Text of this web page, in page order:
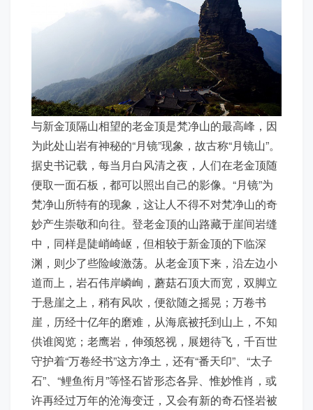
与新金顶隔山相望的老金顶是梵净山的最高峰，因
为此处山岩有神秘的“月镜”现象，故古称“月镜山”。
据史书记载，每当月白风清之夜，人们在老金顶随
便取一面石板，都可以照出自己的影像。“月镜”为
梵净山所特有的现象，这让人不得不对梵净山的奇
妙产生崇敬和向往。登老金顶的山路藏于崖间岩缝
中，同样是陡峭崎岖，但相较于新金顶的下临深
渊，则少了些险峻激荡。从老金顶下来，沿左边小
道而上，岩石伟岸嶙峋，蘑菇石顶大而宽，双脚立
于悬崖之上，稍有风吹，便欲随之摇晃；万卷书
崖，历经十亿年的磨难，从海底被托到山上，不知
供谁阅览；老鹰岩，伸颈怒视，展翅待飞，千百世
守护着“万卷经书”这方净土，还有“番天印”、“太子
石”、“鲤鱼衔月”等怪石皆形态各异、惟妙惟肖，或
许再经过万年的沧海变迁，又会有新的奇石怪岩被